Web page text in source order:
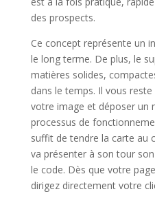
des prospects.
Ce concept représente un
le long terme. De plus, le
matières solides,
dans le temps. Il vous
votre image et déposer un
processus de
suffit de tendre la carte au
va présenter à son tour
le code. Dès que votre
dirigez directement votre